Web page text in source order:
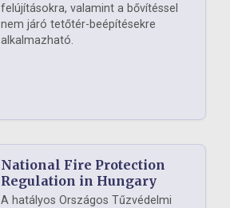
felújításokra, valamint a bővítéssel
nem járó tetőtér-beépítésekre
alkalmazható.
National Fire Protection
Regulation in Hungary
A hatályos Országos Tűzvédelmi